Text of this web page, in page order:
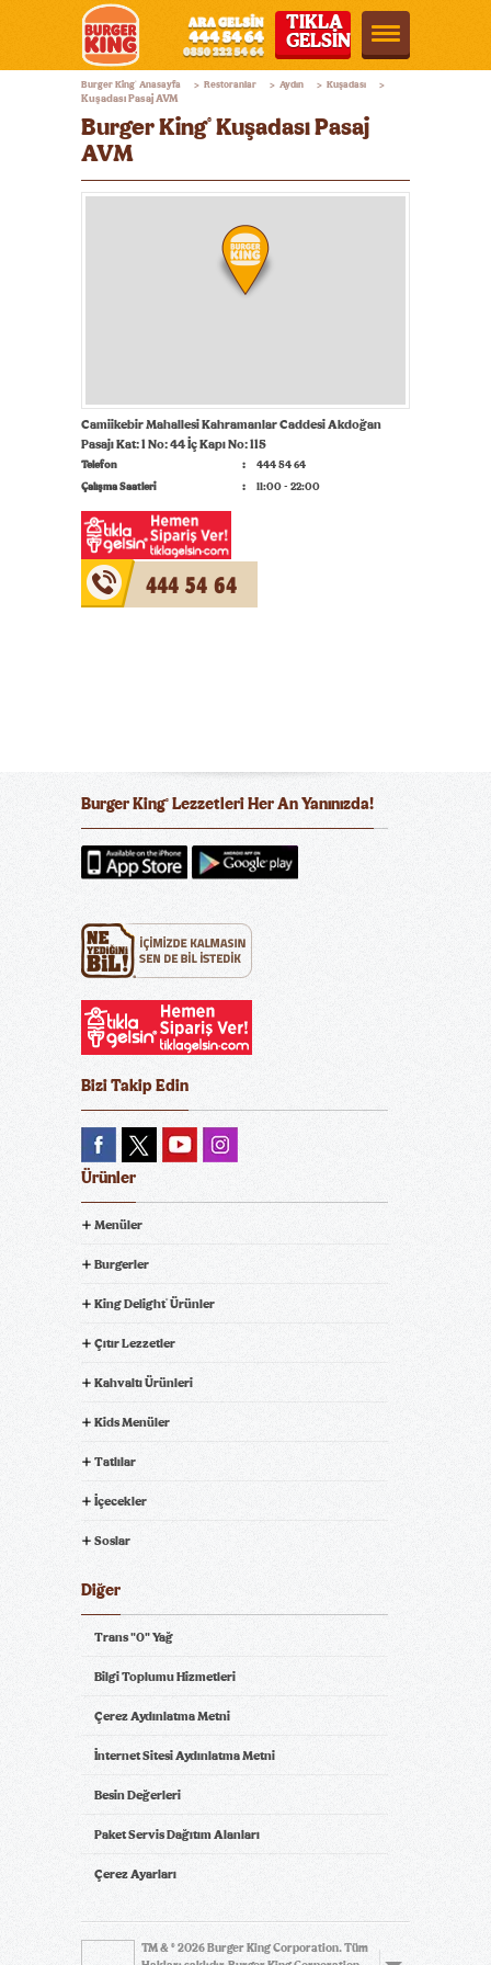
Burger
King®
Türkiye
TIKLA
GELSİN
Burger King® Anasayfa > Restoranlar > Aydın > Kuşadası >
Kuşadası Pasaj AVM
Burger King® Kuşadası Pasaj
AVM
Camiikebir Mahallesi Kahramanlar Caddesi Akdoğan
Pasajı Kat: 1 No: 44 İç Kapı No: 115
Telefon
444 54 64
Çalışma Saatleri
11:00 - 22:00
444 54 64
Burger King® Lezzetleri Her An Yanınızda!
Bizi Takip Edin
Ürünler
Menüler
Burgerler
King Delight® Ürünler
Çıtır Lezzetler
Kahvaltı Ürünleri
Kids Menüler
Tatlılar
İçecekler
Soslar
Diğer
Trans "0" Yağ
Bilgi Toplumu Hizmetleri
Çerez Aydınlatma Metni
İnternet Sitesi Aydınlatma Metni
Besin Değerleri
Paket Servis Dağıtım Alanları
Çerez Ayarları
TM & © 2026 Burger King Corporation. Tüm